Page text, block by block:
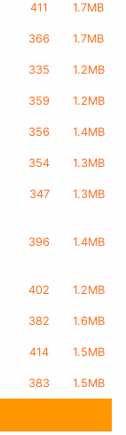
411 1.7MB
366 1.7MB
335 1.2MB
359 1.2MB
356 1.4MB
354 1.3MB
347 1.3MB
396 1.4MB
402 1.2MB
382 1.6MB
414 1.5MB
383 1.5MB